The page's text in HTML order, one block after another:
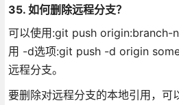
35. 如何删除远程分支？
可以使用:git push origin:branch-
用 -d选项:git push -d origin
远程分支。
要删除对远程分支的本地引用，